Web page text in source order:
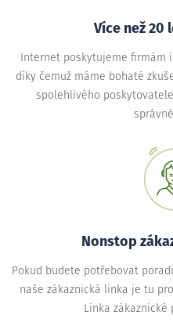
Více než 20
Internet poskytujeme firmám
díky čemuž máme bohaté
spolehlivého
Nonstop
Pokud budete potřebovat
naše zákaznická linka je tu
Linka zákaznické